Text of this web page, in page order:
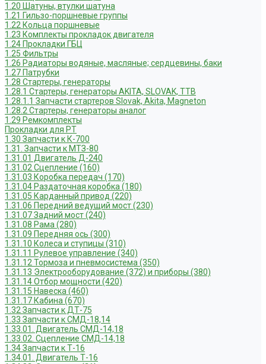
1.20 Шатуны, втулки шатуна
1.21 Гильзо-поршневые группы
1.22 Кольца поршневые
1.23 Комплекты прокладок двигателя
1.24 Прокладки ГБЦ
1.25 Фильтры
1.26 Радиаторы водяные, масляные; сердцевины, баки
1.27 Патрубки
1.28 Стартеры, генераторы
1.28.1 Стартеры, генераторы AKITA, SLOVAK, ТТВ
1.28.1.1 Запчасти стартеров Slovak, Akita, Magneton
1.28.2 Стартеры, генераторы аналог
1.29 Ремкомплекты
Прокладки для РТ
1.30 Запчасти к К-700
1.31. Запчасти к МТЗ-80
1.31.01 Двигатель Д-240
1.31.02 Сцепление (160)
1.31.03 Коробка передач (170)
1.31.04 Раздаточная коробка (180)
1.31.05 Карданный привод (220)
1.31.06 Передний ведущий мост (230)
1.31.07 Задний мост (240)
1.31.08 Рама (280)
1.31.09 Передняя ось (300)
1.31.10 Колеса и ступицы (310)
1.31.11 Рулевое управление (340)
1.31.12 Тормоза и пневмосистема (350)
1.31.13 Электрооборудование (372) и приборы (380)
1.31.14 Отбор мощности (420)
1.31.15 Навеска (460)
1.31.17 Кабина (670)
1.32 Запчасти к ДТ-75
1.33 Запчасти к СМД-18,14
1.33.01. Двигатель СМД-14,18
1.33.02. Сцепление СМД-14,18
1.34 Запчасти к Т-16
1.34.01. Двигатель Т-16